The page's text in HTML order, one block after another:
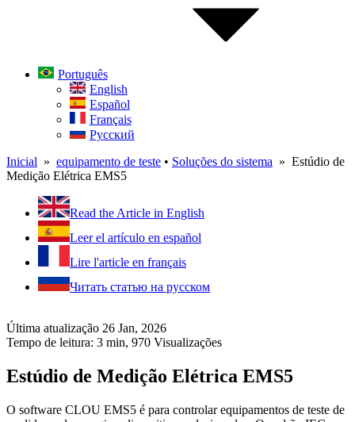
Português
English
Español
Français
Русский
Inicial » equipamento de teste • Soluções do sistema » Estúdio de
Medição Elétrica EMS5
Read the Article in English
Leer el artículo en español
Lire l'article en français
Читать статью на русском
Última atualização 26 Jan, 2026
Tempo de leitura: 3 min, 970 Visualizações
Estúdio de Medição Elétrica EMS5
O software CLOU EMS5 é para controlar equipamentos de teste de